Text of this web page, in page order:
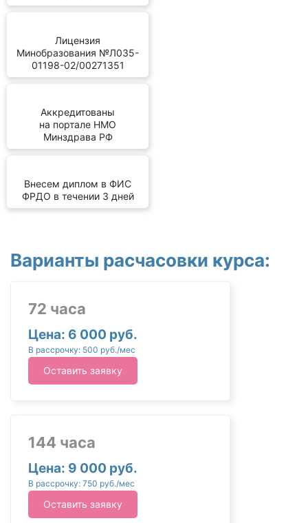
Лицензия
Минобразования №Л035-
01198-02/00271351
Аккредитованы
на портале НМО
Минздрава РФ
Внесем диплом в ФИС
ФРДО в течении 3 дней
Варианты расчасовки курса:
72 часа
Цена: 6 000 руб.
В рассрочку: 500 руб./мес
Оставить заявку
144 часа
Цена: 9 000 руб.
В рассрочку: 750 руб./мес
Оставить заявку